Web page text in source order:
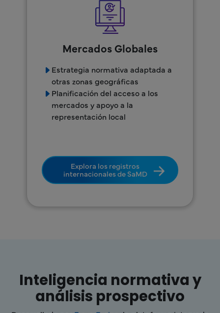
Mercados Globales
Estrategia normativa adaptada a
otras zonas geográficas
Planificación del acceso a los
mercados y apoyo a la
representación local
Explora los registros
internacionales de SaMD
Inteligencia normativa y
análisis prospectivo